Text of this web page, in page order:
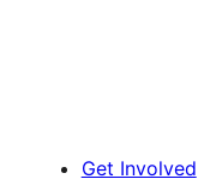
Get Involved